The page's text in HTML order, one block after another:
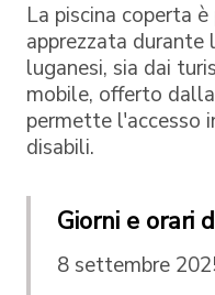
La piscina coperta
apprezzata durante
luganesi, sia dai
mobile, offerto dalla
permette l'accesso
disabili.
Giorni e orari
8 settembre